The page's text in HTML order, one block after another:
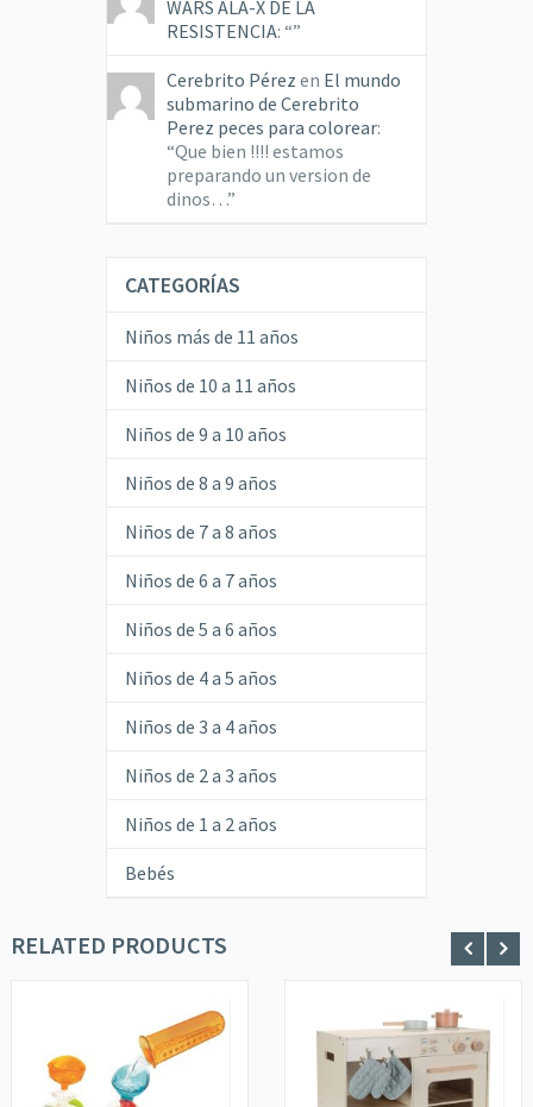
WARS ALA-X DE LA
RESISTENCIA: “”
Cerebrito Pérez en El mundo
submarino de Cerebrito
Perez peces para colorear:
“Que bien !!!! estamos
preparando un version de
dinos… ”
CATEGORÍAS
Niños más de 11 años
Niños de 10 a 11 años
Niños de 9 a 10 años
Niños de 8 a 9 años
Niños de 7 a 8 años
Niños de 6 a 7 años
Niños de 5 a 6 años
Niños de 4 a 5 años
Niños de 3 a 4 años
Niños de 2 a 3 años
Niños de 1 a 2 años
Bebés
RELATED PRODUCTS